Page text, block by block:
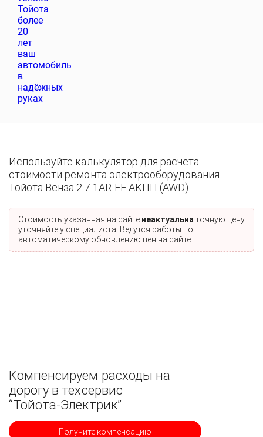
Используйте калькулятор для расчёта
стоимости ремонта электрооборудования
Тойота Венза 2.7 1AR-FE АКПП (AWD)
Стоимость указанная на сайте неактуальна точную цену
уточняйте у специалиста. Ведутся работы по
автоматическому обновлению цен на сайте.
Компенсируем расходы на
дорогу в техсервис
“Тойота-Электрик”
Получите компенсацию